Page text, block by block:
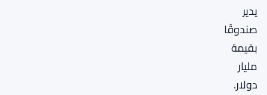
يدير
صندوقًا
بقيمة
مليار
دولار.